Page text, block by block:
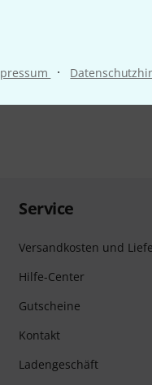
·
Erhalt von E-Mail-Werbung
möglich. Weitere
Service
Versandkosten und
Hilfe-Center
Gutscheine
Kontakt
Ladengeschäft